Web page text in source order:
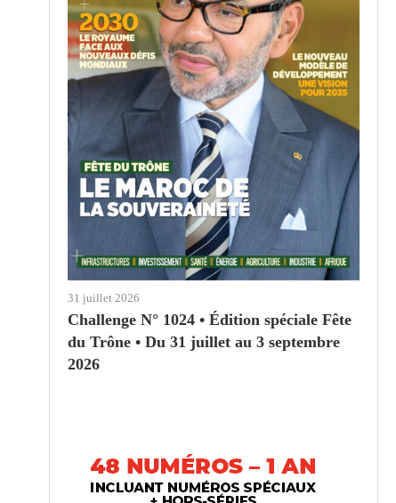
31 juillet 2026
Challenge N° 1024 • Édition spéciale Fête
du Trône • Du 31 juillet au 3 septembre
2026